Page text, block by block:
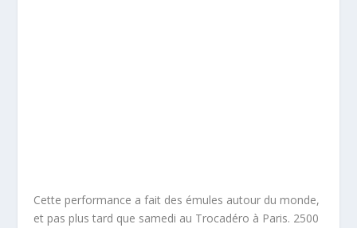
Cette performance a fait des émules autour du monde,
et pas plus tard que samedi au Trocadéro à Paris. 2500